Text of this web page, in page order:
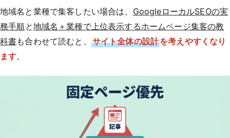
地域名と業種で集客したい場合は、 GoogleローカルSEOの実
務手順と地域名＋業種で上位表示するホームページ集客の教
科書も合わせて読むと、 サイト全体の設計を考えやすくなり
ます。